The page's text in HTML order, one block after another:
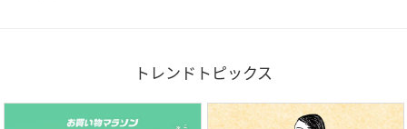
トレンドトピックス